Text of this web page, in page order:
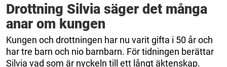
Drottning Silvia säger det många
anar om kungen
Kungen och drottningen har nu varit gifta i 50 år och
har tre barn och nio barnbarn. För tidningen berättar
Silvia vad som är nyckeln till ett långt äktenskap.